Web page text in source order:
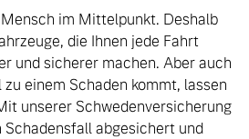
im Mittelpunkt. Deshalb
die Ihnen jede Fahrt
und sicherer machen. Aber auch
einem Schaden kommt, lassen
unserer Schwedenversicherung
Schadensfall abgesichert und